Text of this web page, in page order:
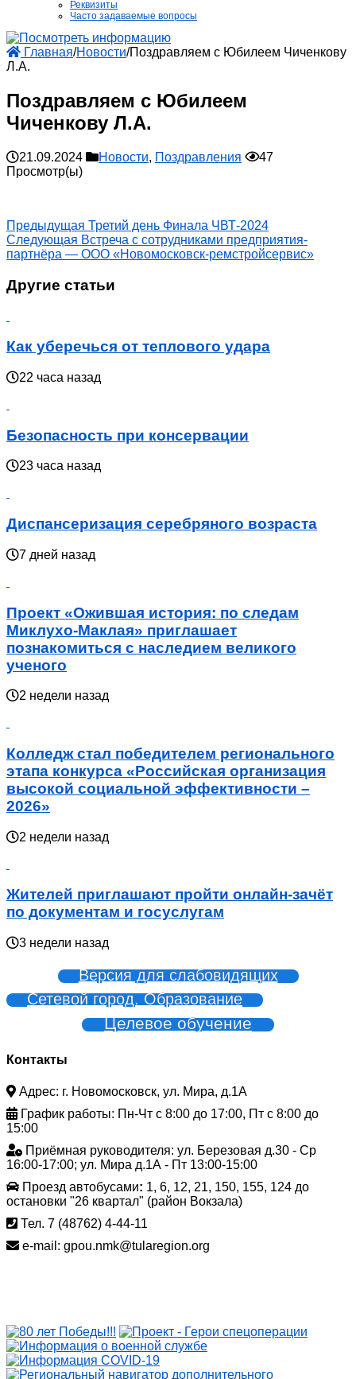
Реквизиты
Часто задаваемые вопросы
Главная/Новости/Поздравляем с Юбилеем Чиченкову
Л.А.
Поздравляем с Юбилеем
Чиченкову Л.А.
21.09.2024 Новости, Поздравления
47
Просмотр(ы)
Предыдущая Третий день Финала ЧВТ-2024
Следующая Встреча с сотрудниками предприятия-
партнёра — ООО «Новомосковск-ремстройсервис»
Другие статьи
Как уберечься от теплового удара
22 часа назад
Безопасность при консервации
23 часа назад
Диспансеризация серебряного возраста
7 дней назад
Проект «Ожившая история: по следам
Миклухо-Маклая» приглашает
познакомиться с наследием великого
ученого
2 недели назад
Колледж стал победителем регионального
этапа конкурса «Российская организация
высокой социальной эффективности –
2026»
2 недели назад
Жителей приглашают пройти онлайн-зачёт
по документам и госуслугам
3 недели назад
Версия для слабовидящих
Сетевой город. Образование
Целевое обучение
Контакты
Адрес: г. Новомосковск, ул. Мира, д.1А
График работы: Пн-Чт с 8:00 до 17:00, Пт с 8:00 до
15:00
Приёмная руководителя: ул. Березовая д.30 - Ср
16:00-17:00; ул. Мира д.1А - Пт 13:00-15:00
Проезд автобусами: 1, 6, 12, 21, 150, 155, 124 до
остановки "26 квартал" (район Вокзала)
Тел. 7 (48762) 4-44-11
e-mail: gpou.nmk@tularegion.org